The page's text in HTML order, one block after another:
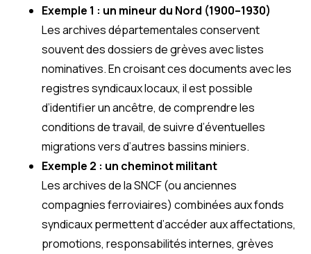
Exemple 1 : un mineur du Nord (1900–1930)
Les archives départementales conservent
souvent des dossiers de grèves avec listes
nominatives. En croisant ces documents avec les
registres syndicaux locaux, il est possible
d’identifier un ancêtre, de comprendre les
conditions de travail, de suivre d’éventuelles
migrations vers d’autres bassins miniers.
Exemple 2 : un cheminot militant
Les archives de la SNCF (ou anciennes
compagnies ferroviaires) combinées aux fonds
syndicaux permettent d’accéder aux affectations,
promotions, responsabilités internes, grèves